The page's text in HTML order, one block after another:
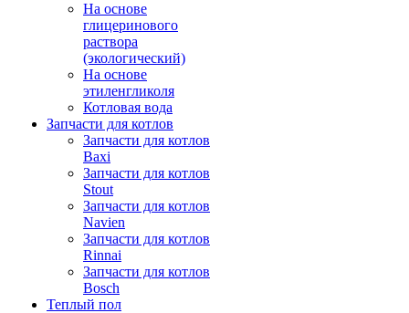
На основе
глицеринового
раствора
(экологический)
На основе
этиленгликоля
Котловая вода
Запчасти для котлов
Запчасти для котлов
Baxi
Запчасти для котлов
Stout
Запчасти для котлов
Navien
Запчасти для котлов
Rinnai
Запчасти для котлов
Bosch
Теплый пол